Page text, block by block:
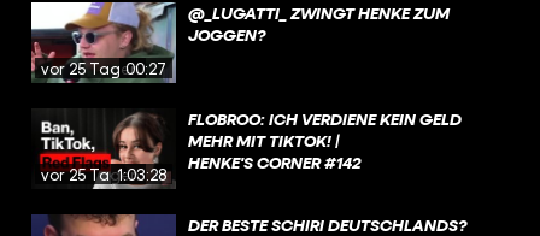
vor 25 Tagen00:27
@_LUGATTI_ ZWINGT HENKE ZUM
JOGGEN?
vor 25 Tagen1:03:28
FLOBROO: ICH VERDIENE KEIN GELD
MEHR MIT TIKTOK! |
HENKE'S CORNER #142
DER BESTE SCHIRI DEUTSCHLANDS?